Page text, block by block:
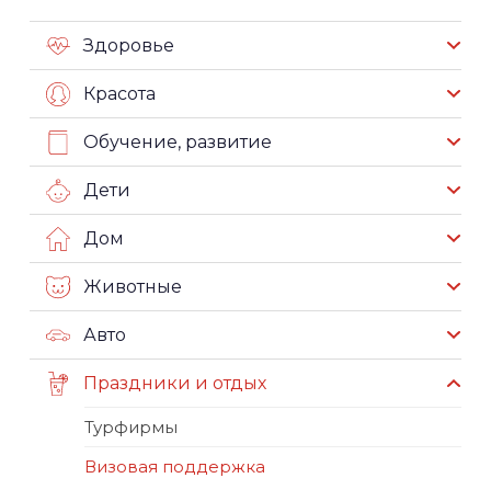
Здоровье
Красота
Обучение, развитие
Дети
Дом
Животные
Авто
Праздники и отдых
Турфирмы
Визовая поддержка